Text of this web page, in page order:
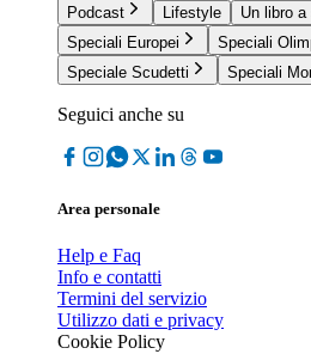
Podcast
Lifestyle
Un libro
Speciali Europei
Speciali
Speciale Scudetti
Speciali
Seguici anche su
Area personale
Help e Faq
Info e contatti
Termini del servizio
Utilizzo dati e privacy
Cookie Policy